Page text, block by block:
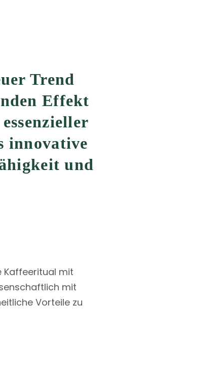
Trend
Effekt
innovative
und
Kaffeeritual mit
mit
Vorteile zu